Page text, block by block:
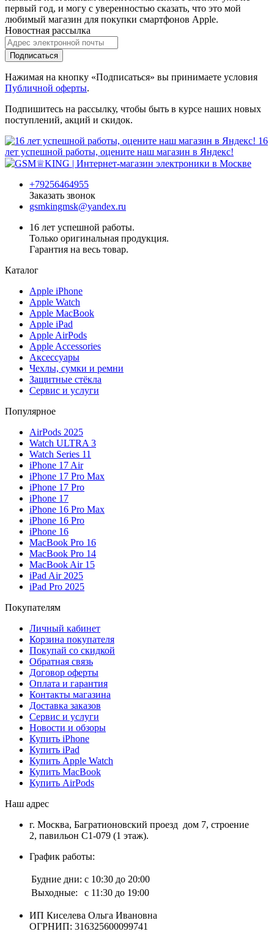
первый год, и могу с уверенностью сказать, что это мой
любимый магазин для покупки смартфонов Apple.
Новостная рассылка
Подписаться
Нажимая на кнопку «Подписаться» вы принимаете условия
Публичной оферты.
Подпишитесь на рассылку, чтобы быть в курсе наших новых
поступлений, акций и скидок.
16
лет успешной работы, оцените наш магазин в Яндекс!
+79256464955
Заказать звонок
gsmkingmsk@yandex.ru
16 лет успешной работы.
Только оригинальная продукция.
Гарантия на весь товар.
Каталог
Apple iPhone
Apple Watch
Apple MacBook
Apple iPad
Apple AirPods
Apple Accessories
Аксессуары
Чехлы, сумки и ремни
Защитные стёкла
Сервис и услуги
Популярное
AirPods 2025
Watch ULTRA 3
Watch Series 11
iPhone 17 Air
iPhone 17 Pro Max
iPhone 17 Pro
iPhone 17
iPhone 16 Pro Max
iPhone 16 Pro
iPhone 16
MacBook Pro 16
MacBook Pro 14
MacBook Air 15
iPad Air 2025
iPad Pro 2025
Покупателям
Личный кабинет
Корзина покупателя
Покупай со скидкой
Обратная связь
Договор оферты
Оплата и гарантия
Контакты магазина
Доставка заказов
Сервис и услуги
Новости и обзоры
Купить iPhone
Купить iPad
Купить Apple Watch
Купить MacBook
Купить AirPods
Наш адрес
г. Москва, Багратионовский проезд дом 7, строение
2, павильон С1-079 (1 этаж).
График работы:
Будние дни: с 10:30 до 20:00
Выходные:
с 11:30 до 19:00
ИП Киселева Ольга Ивановна
ОГРНИП: 316325600099741